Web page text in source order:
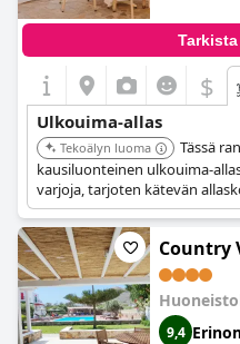
$
Ulkouima-allas
Tekoälyn luoma
Tässä
kausiluonteinen ulkouima-
varjoja, tarjoten kätevän
Country
9,4